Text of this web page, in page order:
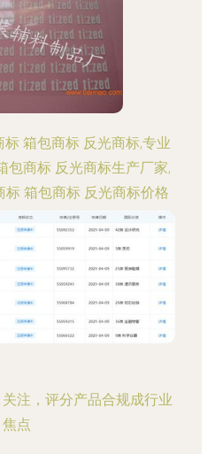
箱包商标 反光商标,专业
包商标 反光商标生产厂家,
箱包商标 反光商标价格
注，评分产品合规成行业
焦点